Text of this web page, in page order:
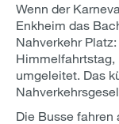
Wenn der
Enkheim das
Nahverkehr
Himmelfahrtstag,
umgeleitet. Das
Die Busse